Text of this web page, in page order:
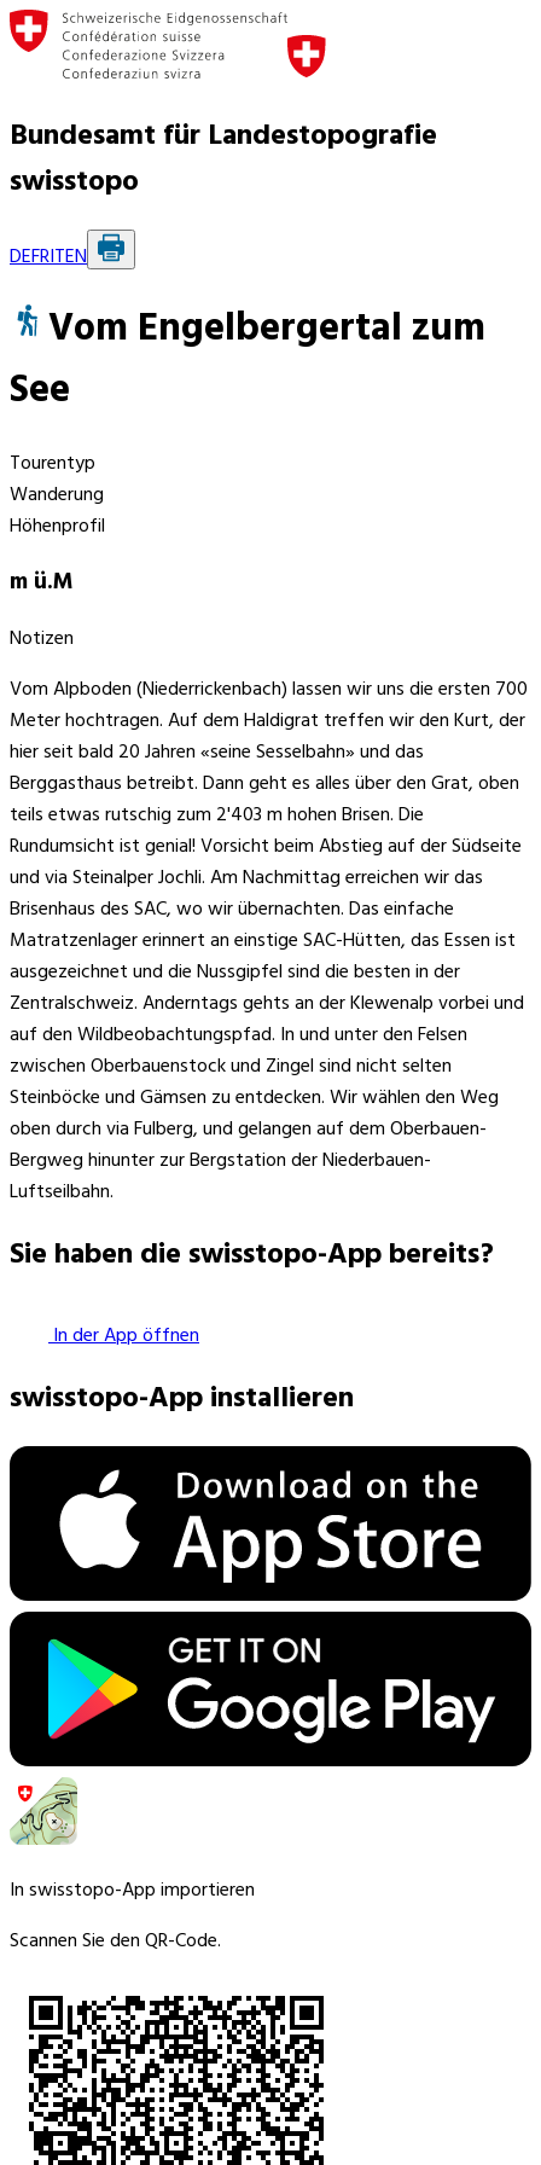
Bundesamt für Landestopografie
swisstopo
DEFRITEN
Vom Engelbergertal zum
See
Tourentyp
Wanderung
Höhenprofil
m ü.M
Notizen
Vom Alpboden (Niederrickenbach) lassen wir uns die ersten 700
Meter hochtragen. Auf dem Haldigrat treffen wir den Kurt, der
hier seit bald 20 Jahren «seine Sesselbahn» und das
Berggasthaus betreibt. Dann geht es alles über den Grat, oben
teils etwas rutschig zum 2'403 m hohen Brisen. Die
Rundumsicht ist genial! Vorsicht beim Abstieg auf der Südseite
und via Steinalper Jochli. Am Nachmittag erreichen wir das
Brisenhaus des SAC, wo wir übernachten. Das einfache
Matratzenlager erinnert an einstige SAC-Hütten, das Essen ist
ausgezeichnet und die Nussgipfel sind die besten in der
Zentralschweiz. Anderntags gehts an der Klewenalp vorbei und
auf den Wildbeobachtungspfad. In und unter den Felsen
zwischen Oberbauenstock und Zingel sind nicht selten
Steinböcke und Gämsen zu entdecken. Wir wählen den Weg
oben durch via Fulberg, und gelangen auf dem Oberbauen-
Bergweg hinunter zur Bergstation der Niederbauen-
Luftseilbahn.
Sie haben die swisstopo-App bereits?
In der App öffnen
swisstopo-App installieren
In swisstopo-App importieren
Scannen Sie den QR-Code.